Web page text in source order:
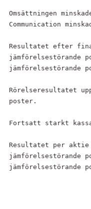
Omsättningen
Communication
Resultatet efter
jämförelsestörande
jämförelsestörande
Rörelseresultatet
poster.
Fortsatt starkt
Resultatet per
jämförelsestörande